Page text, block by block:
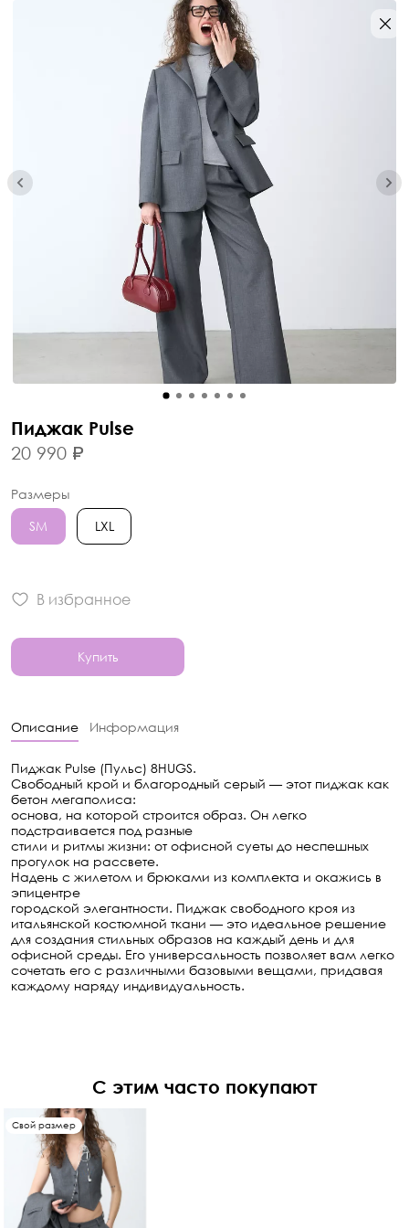
Пиджак Pulse
20 990 ₽
Размеры
SM
LХL
В избранное
Купить
Описание Информация
Пиджак Pulse (Пульс) 8HUGS.
Свободный крой и благородный серый — этот пиджак как
бетон мегаполиса:
основа, на которой строится образ. Он легко
подстраивается под разные
стили и ритмы жизни: от офисной суеты до неспешных
прогулок на рассвете.
Надень с жилетом и брюками из комплекта и окажись в
эпицентре
городской элегантности. Пиджак свободного кроя из
итальянской костюмной ткани — это идеальное решение
для создания стильных образов на каждый день и для
офисной среды. Его универсальность позволяет вам легко
сочетать его с различными базовыми вещами, придавая
каждому наряду индивидуальность.
С этим часто покупают
Свой размер